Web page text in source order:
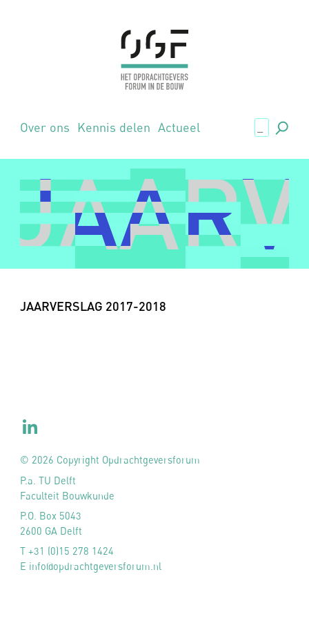
Over ons Kennis delen Actueel .,
JAARVERSLAG 2017-2018
© 2026 Copyright Opdrachtgeversforum
P.a. TU Delft
Faculteit Bouwkunde
P.O. Box 5043
2600 GA Delft
T +31 (0)15 278 1424
E info@opdrachtgeversforum.nl